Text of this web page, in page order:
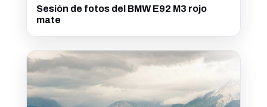
Sesión de fotos del BMW E92 M3 rojo
mate